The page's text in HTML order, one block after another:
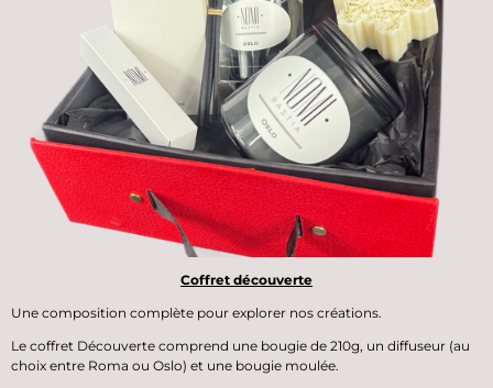
Coffret découverte
Une composition complète pour explorer nos créations.
Le coffret Découverte comprend une bougie de 210g, un diffuseur (au
choix entre Roma ou Oslo) et une bougie moulée.